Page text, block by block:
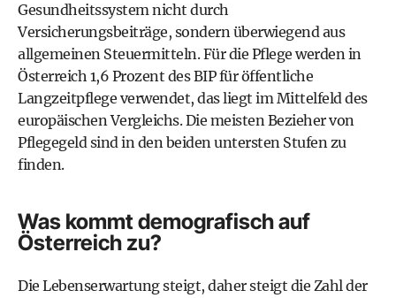
Gesundheitssystem nicht durch
Versicherungsbeiträge, sondern überwiegend aus
allgemeinen Steuermitteln. Für die Pflege werden in
Österreich 1,6 Prozent des BIP für öffentliche
Langzeitpflege verwendet, das liegt im Mittelfeld des
europäischen Vergleichs. Die meisten Bezieher von
Pflegegeld sind in den beiden untersten Stufen zu
finden.
Was kommt demografisch auf
Österreich zu?
Die Lebenserwartung steigt, daher steigt die Zahl der